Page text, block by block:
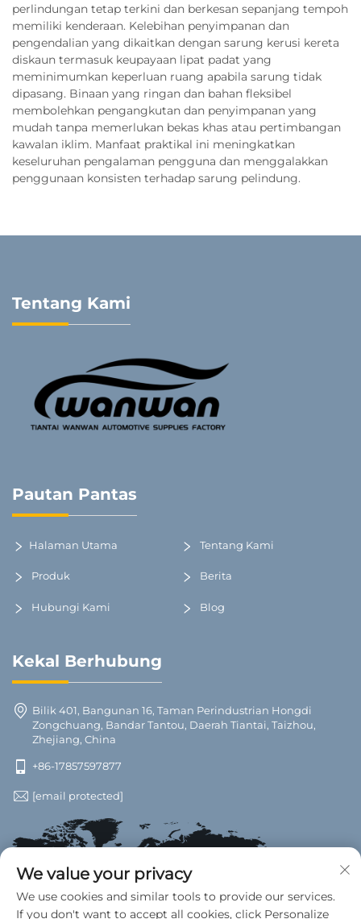
perlindungan tetap terkini dan berkesan sepanjang tempoh
memiliki kenderaan. Kelebihan penyimpanan dan
pengendalian yang dikaitkan dengan sarung kerusi kereta
diskaun termasuk keupayaan lipat padat yang
meminimumkan keperluan ruang apabila sarung tidak
dipasang. Binaan yang ringan dan bahan fleksibel
membolehkan pengangkutan dan penyimpanan yang
mudah tanpa memerlukan bekas khas atau pertimbangan
kawalan iklim. Manfaat praktikal ini meningkatkan
keseluruhan pengalaman pengguna dan menggalakkan
penggunaan konsisten terhadap sarung pelindung.
Tentang Kami
Pautan Pantas
Halaman Utama Tentang Kami
Produk Berita
Hubungi Kami Blog
Kekal Berhubung
Bilik 401, Bangunan 16, Taman Perindustrian Hongdi
Zongchuang, Bandar Tantou, Daerah Tiantai, Taizhou,
Zhejiang, China
+86-17857597877
[email protected]
We value your privacy
We use cookies and similar tools to provide our services.
If you don't want to accept all cookies, click Personalize